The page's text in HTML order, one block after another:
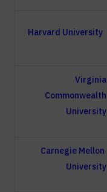
Harvard University
Virginia
Commonwealth
University
Carnegie Mellon
University